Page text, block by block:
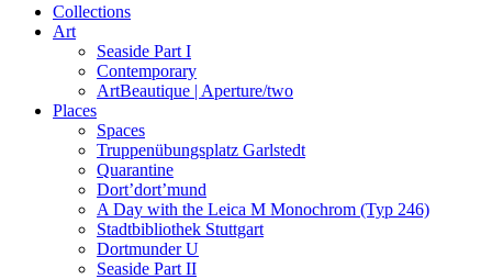
Collections
Art
Seaside Part I
Contemporary
ArtBeautique | Aperture/two
Places
Spaces
Truppenübungsplatz Garlstedt
Quarantine
Dort’dort’mund
A Day with the Leica M Monochrom (Typ 246)
Stadtbibliothek Stuttgart
Dortmunder U
Seaside Part II